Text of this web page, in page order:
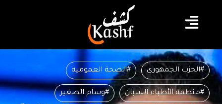
#الحزب الجمهوري #الصحة العمومية
#منظمة الأطباء الشبان #وسام الصغير